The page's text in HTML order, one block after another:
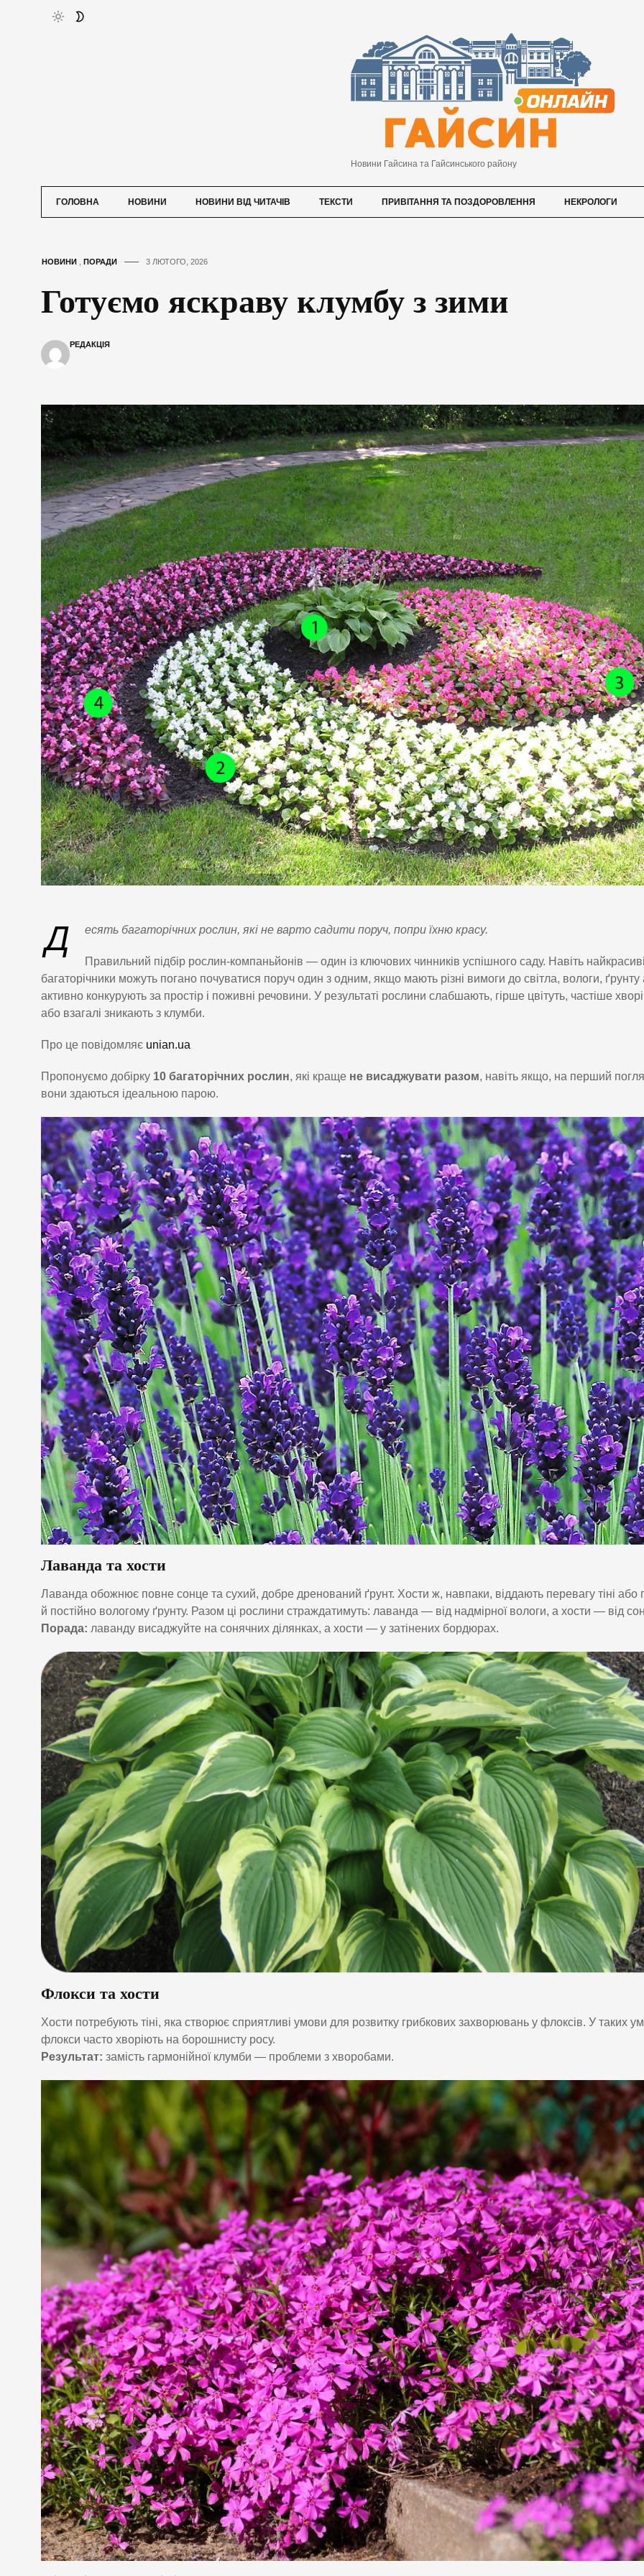
Новини Гайсина та Гайсинського району
ГОЛОВНА НОВИНИ НОВИНИ ВІД ЧИТАЧІВ ТЕКСТИ ПРИВІТАННЯ ТА ПОЗДОРОВЛЕННЯ НЕКРОЛОГИ
НОВИНИ ПОРАДИ 3 ЛЮТОГО, 2026
Готуємо яскраву клумбу з зими
РЕДАКЦІЯ
Д есять багаторічних рослин, які не варто садити поруч, попри їхню красу.
Правильний підбір рослин-компаньйонів — один із ключових чинників успішного саду. Навіть
багаторічники можуть погано почуватися поруч один з одним, якщо мають різні вимоги до світла, вологи,
активно конкурують за простір і поживні речовини. У результаті рослини слабшають, гірше цвітуть, частіше
або взагалі зникають з клумби.
Про це повідомляє unian.ua
Пропонуємо добірку 10 багаторічних рослин, які краще не висаджувати разом, навіть якщо, на перший
вони здаються ідеальною парою.
Лаванда та хости
Лаванда обожнює повне сонце та сухий, добре дренований ґрунт. Хости ж, навпаки, віддають перевагу тіні або
й постійно вологому ґрунту. Разом ці рослини страждатимуть: лаванда — від надмірної вологи, а хости — від
Порада: лаванду висаджуйте на сонячних ділянках, а хости — у затінених бордюрах.
Флокси та хости
Хости потребують тіні, яка створює сприятливі умови для розвитку грибкових захворювань у флоксів. У таких
флокси часто хворіють на борошнисту росу.
Результат: замість гармонійної клумби — проблеми з хворобами.